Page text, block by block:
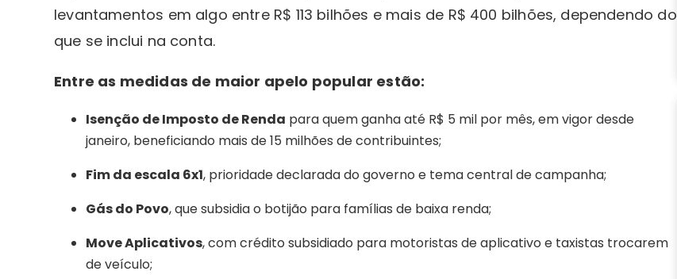
levantamentos em algo entre R$ 113 bilhões e mais de R$ 400 bilhões, dependendo do
que se inclui na conta.
Entre as medidas de maior apelo popular estão:
Isenção de Imposto de Renda para quem ganha até R$ 5 mil por mês, em vigor desde
janeiro, beneficiando mais de 15 milhões de contribuintes;
Fim da escala 6x1, prioridade declarada do governo e tema central de campanha;
Gás do Povo, que subsidia o botijão para famílias de baixa renda;
Move Aplicativos, com crédito subsidiado para motoristas de aplicativo e taxistas trocarem
de veículo;